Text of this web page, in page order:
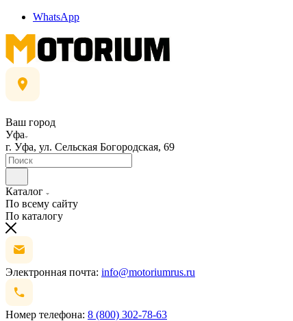
WhatsApp
Ваш город
Уфа
г. Уфа, ул. Сельская Богородская, 69
Каталог
По всему сайту
По каталогу
Электронная почта: info@motoriumrus.ru
Номер телефона: 8 (800) 302-78-63